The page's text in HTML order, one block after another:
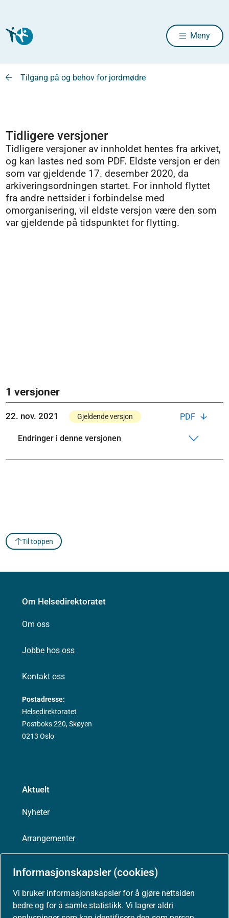
Informasjonskapsler (cookies)
Vi bruker informasjonskapsler for å gjøre nettsiden
bedre og for å samle statistikk. Vi lagrer aldri
Meny
Tilgang på og behov for jordmødre
Tidligere versjoner
Tidligere versjoner av innholdet hentes fra arkivet,
og kan lastes ned som PDF. Eldste versjon er den
som var gjeldende 17. desember 2020, da
arkiveringsordningen startet. For innhold flyttet
fra andre nettsider i forbindelse med
omorganisering, vil eldste versjon være den som
var gjeldende på tidspunktet for flytting.
1 versjoner
PDF
22. nov. 2021 Gjeldende versjon
Endringer i denne versjonen
Til toppen
Om Helsedirektoratet
Om oss
Jobbe hos oss
Kontakt oss
Postadresse:
Helsedirektoratet
Postboks 220, Skøyen
0213 Oslo
Aktuelt
Nyheter
Arrangementer
Presse